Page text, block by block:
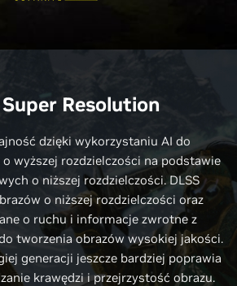
Super Resolution
dzięki wykorzystaniu AI do
wyższej rozdzielczości na podstawie
o niższej rozdzielczości. DLSS
o niższej rozdzielczości oraz
o ruchu i informacje zwrotne z
tworzenia obrazów wysokiej jakości.
generacji jeszcze bardziej poprawia
krawędzi i przejrzystość obrazu.